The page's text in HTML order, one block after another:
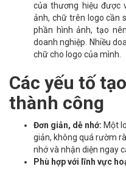
của thương hiệu được
ảnh, chữ trên logo cần
phần hình ảnh, tạo
doanh nghiệp. Nhiều
chữ cho logo của mình.
Các yếu tố
thành công
Đơn giản, dễ nhớ: Một
giản, không quá rườm
nhớ và nhận diện ngay
Phù hợp với lĩnh vực